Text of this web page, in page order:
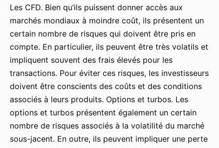
Les CFD. Bien qu’ils puissent donner accès aux
marchés mondiaux à moindre coût, ils présentent un
certain nombre de risques qui doivent être pris en
compte. En particulier, ils peuvent être très volatils et
impliquent souvent des frais élevés pour les
transactions. Pour éviter ces risques, les investisseurs
doivent être conscients des coûts et des conditions
associés à leurs produits. Options et turbos. Les
options et turbos présentent également un certain
nombre de risques associés à la volatilité du marché
sous-jacent. En outre, ils peuvent impliquer une perte